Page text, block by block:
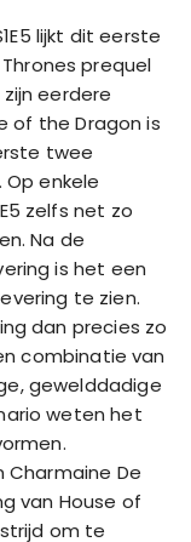
lijkt dit eerste
prequel
eerdere
of the Dragon is
twee
enkele
zelfs net zo
Na de
is het een
te zien.
dan precies zo
combinatie van
gewelddadige
weten het
Charmaine De
van House of
om te